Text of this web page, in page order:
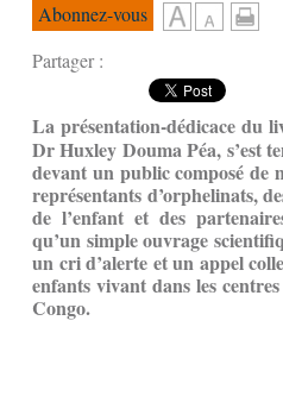
Abonnez-vous
Partager :
La présentation-dédicace du
Dr Huxley Douma Péa, s’est
devant un public composé de
représentants d’orphelinats,
de l’enfant et des
qu’un simple ouvrage
un cri d’alerte et un appel
enfants vivant dans les
Congo.